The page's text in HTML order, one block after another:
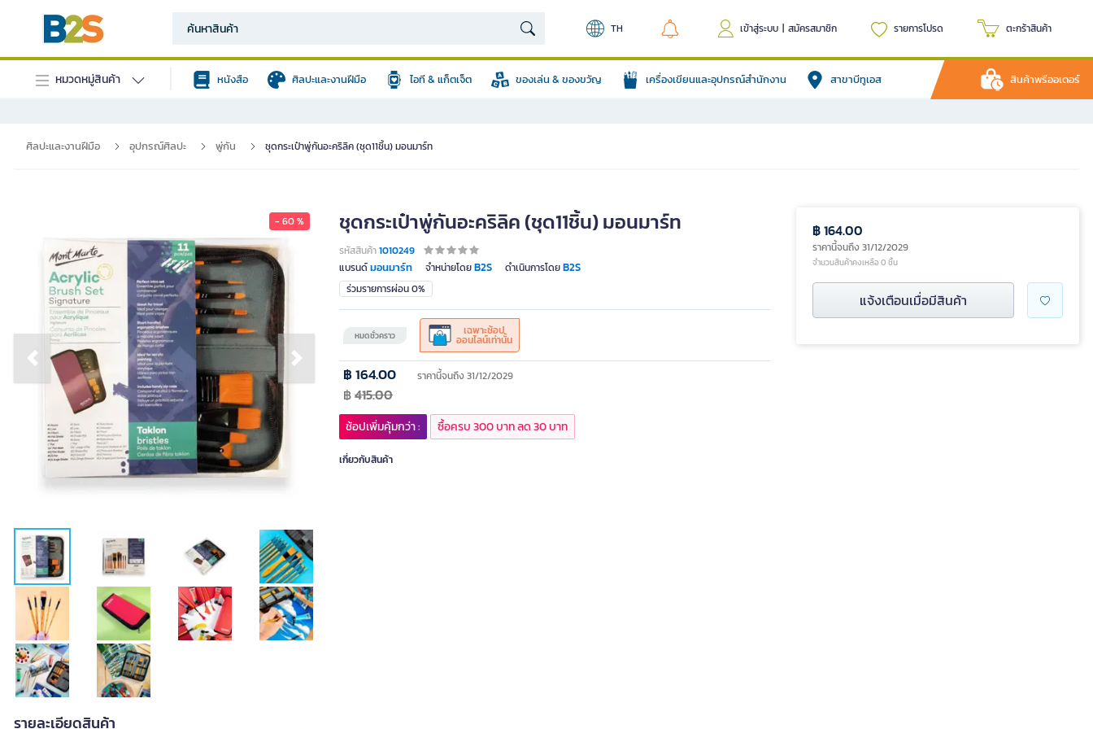
TH เข้าสู่ระบบ | สมัครสมาชิก รายการโปรด ตะกร้าสินค้า
หมวดหมู่สินค้า หนังสือ ศิลปะและงานฝีมือ ไอที & แก็ตเจ็ต ของเล่น & ของขวัญ เครื่องเขียนและอุปกรณ์สำนักงาน สาขาบีทูเอส สินค้าพรีออเดอร์
ศิลปะและงานฝีมือ อุปกรณ์ศิลปะ พู่กัน ชุดกระเป๋าพู่กันอะคริลิค (ชุด11ชิ้น) มอนมาร์ท
- 60 %
Previous slide Next slide
ชุดกระเป๋าพู่กันอะคริลิค (ชุด11ชิ้น) มอนมาร์ท
รหัสสินค้า1010249
แบรนด์มอนมาร์ท จำหน่ายโดยB2S ดำเนินการโดยB2S
ร่วมรายการผ่อน 0%
หมดชั่วคราว เฉพาะช้อป
ออนไลน์เท่านั้น
฿ 164.00 ราคานี้จนถึง 31/12/2029
฿415.00
ช้อปเพิ่มคุ้มกว่า : ซื้อครบ 300 บาท ลด 30 บาท
เกี่ยวกับสินค้า
รายละเอียดสินค้า
฿ 164.00
ราคานี้จนถึง 31/12/2029
จำนวนสินค้าคงเหลือ 0 ชิ้น
แจ้งเตือนเมื่อมีสินค้า